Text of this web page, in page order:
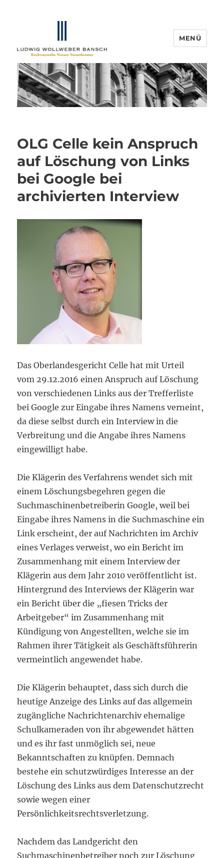
IP-Blogger.de
MENÜ
OLG Celle kein Anspruch
auf Löschung von Links
bei Google bei
archivierten Interview
Das Oberlandesgericht Celle hat mit Urteil
vom 29.12.2016 einen Anspruch auf Löschung
von verschiedenen Links aus der Trefferliste
bei Google zur Eingabe ihres Namens verneint,
da diese selbst durch ein Interview in die
Verbreitung und die Angabe ihres Namens
eingewilligt habe.
Die Klägerin des Verfahrens wendet sich mit
einem Löschungsbegehren gegen die
Suchmaschinenbetreiberin Google, weil bei
Eingabe ihres Namens in die Suchmaschine ein
Link erscheint, der auf Nachrichten im Archiv
eines Verlages verweist, wo ein Bericht im
Zusammenhang mit einem Interview der
Klägerin aus dem Jahr 2010 veröffentlicht ist.
Hintergrund des Interviews der Klägerin war
ein Bericht über die „fiesen Tricks der
Arbeitgeber“ im Zusammenhang mit
Kündigung von Angestellten, welche sie im
Rahmen ihrer Tätigkeit als Geschäftsführerin
vermeintlich angewendet habe.
Die Klägerin behauptet, dass sich durch die
heutige Anzeige des Links auf das allgemein
zugängliche Nachrichtenarchiv ehemalige
Schulkameraden von ihr abgewendet hätten
und es ihr fast unmöglich sei, neue
Bekanntschaften zu knüpfen. Demnach
bestehe ein schutzwürdiges Interesse an der
Löschung des Links aus dem Datenschutzrecht
sowie wegen einer
Persönlichkeitsrechtsverletzung.
Nachdem das Landgericht den
Suchmaschinenbetreiber noch zur Löschung